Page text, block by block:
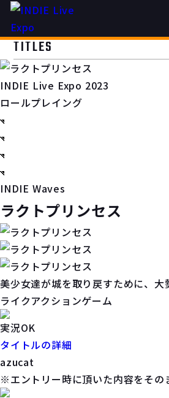
TITLES
INDIE Live Expo 2023
ロールプレイング
INDIE Waves
ラクトプリンセス
美少女達が城を取り戻すために、
ライクアクションゲーム
実況OK
タイトルの詳細
azucat
※エントリー時に頂いた内容をその